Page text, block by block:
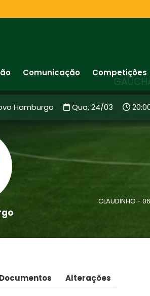
Comunicação Competições
Hamburgo Qua, 24/03
CLAUDINHO -
Documentos Alterações